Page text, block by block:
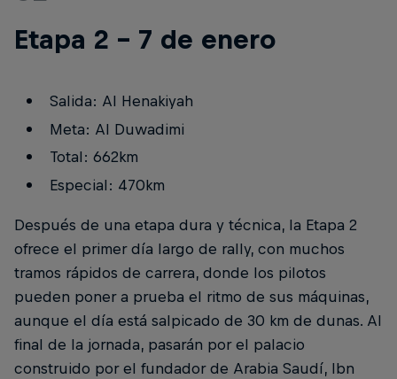
Etapa 2 - 7 de enero
Salida: Al Henakiyah
Meta: Al Duwadimi
Total: 662km
Especial: 470km
Después de una etapa dura y técnica, la Etapa 2
ofrece el primer día largo de rally, con muchos
tramos rápidos de carrera, donde los pilotos
pueden poner a prueba el ritmo de sus máquinas,
aunque el día está salpicado de 30 km de dunas. Al
final de la jornada, pasarán por el palacio
construido por el fundador de Arabia Saudí, Ibn